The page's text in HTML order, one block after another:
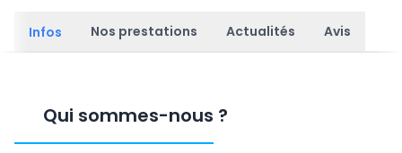
Infos Nos prestations Actualités Avis
Qui sommes-nous ?